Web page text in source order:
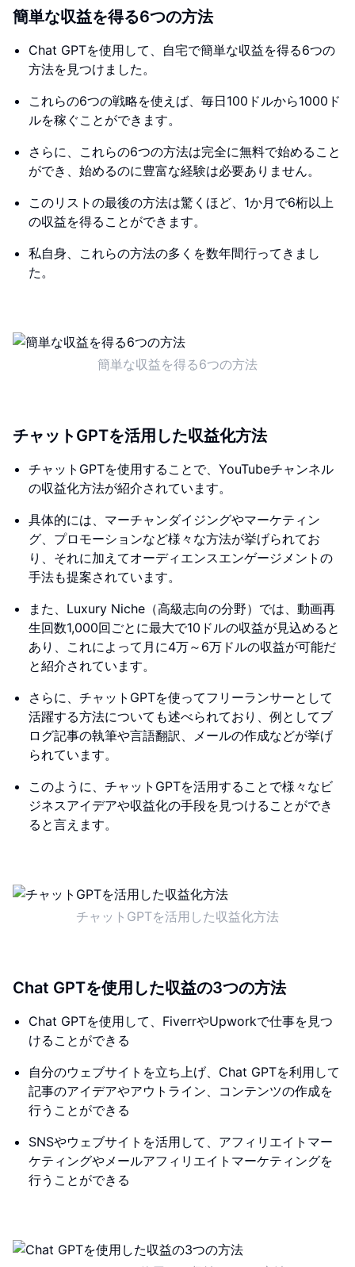
簡単な収益を得る6つの方法
Chat GPTを使用して、自宅で簡単な収益を得る6つの
方法を見つけました。
これらの6つの戦略を使えば、毎日100ドルから1000ド
ルを稼ぐことができます。
さらに、これらの6つの方法は完全に無料で始めること
ができ、始めるのに豊富な経験は必要ありません。
このリストの最後の方法は驚くほど、1か月で6桁以上
の収益を得ることができます。
私自身、これらの方法の多くを数年間行ってきまし
た。
簡単な収益を得る6つの方法
チャットGPTを活用した収益化方法
チャットGPTを使用することで、YouTubeチャンネル
の収益化方法が紹介されています。
具体的には、マーチャンダイジングやマーケティン
グ、プロモーションなど様々な方法が挙げられてお
り、それに加えてオーディエンスエンゲージメントの
手法も提案されています。
また、Luxury Niche（高級志向の分野）では、動画再
生回数1,000回ごとに最大で10ドルの収益が見込めると
あり、これによって月に4万～6万ドルの収益が可能だ
と紹介されています。
さらに、チャットGPTを使ってフリーランサーとして
活躍する方法についても述べられており、例としてブ
ログ記事の執筆や言語翻訳、メールの作成などが挙げ
られています。
このように、チャットGPTを活用することで様々なビ
ジネスアイデアや収益化の手段を見つけることができ
ると言えます。
チャットGPTを活用した収益化方法
Chat GPTを使用した収益の3つの方法
Chat GPTを使用して、FiverrやUpworkで仕事を見つ
けることができる
自分のウェブサイトを立ち上げ、Chat GPTを利用して
記事のアイデアやアウトライン、コンテンツの作成を
行うことができる
SNSやウェブサイトを活用して、アフィリエイトマー
ケティングやメールアフィリエイトマーケティングを
行うことができる